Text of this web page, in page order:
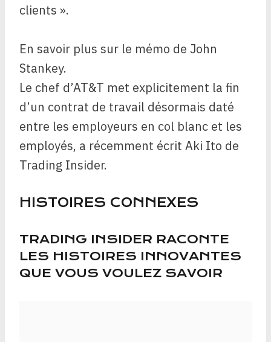
clients ».
En savoir plus sur le mémo de John
Stankey.
Le chef d’AT&T met explicitement la fin
d’un contrat de travail désormais daté
entre les employeurs en col blanc et les
employés, a récemment écrit Aki Ito de
Trading Insider.
HISTOIRES CONNEXES
TRADING INSIDER RACONTE
LES HISTOIRES INNOVANTES
QUE VOUS VOULEZ SAVOIR